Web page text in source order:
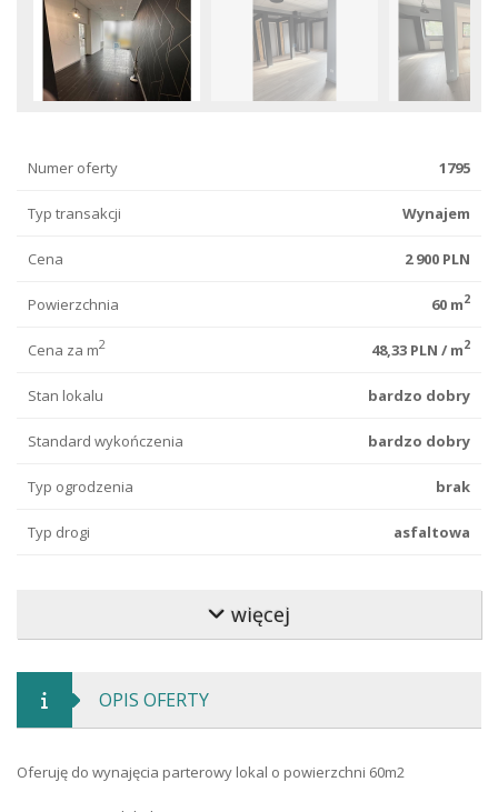
Numer oferty 1795
Typ transakcji Wynajem
Cena 2 900 PLN
Powierzchnia 60 m2
Cena za m2 48,33 PLN / m2
Stan lokalu bardzo dobry
Standard wykończenia bardzo dobry
Typ ogrodzenia brak
Typ drogi asfaltowa
Woda
Ogrzewanie
więcej
OPIS OFERTY
Oferuję do wynajęcia parterowy lokal o powierzchni 60m2